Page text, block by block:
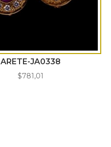
ARETE-JA0338
$781,01